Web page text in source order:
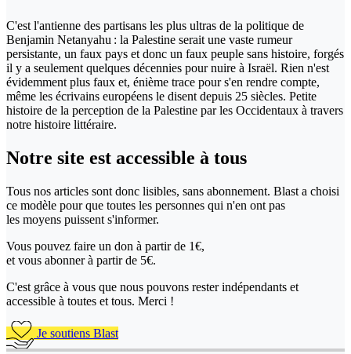
C'est l'antienne des partisans les plus ultras de la politique de
Benjamin Netanyahu : la Palestine serait une vaste rumeur
persistante, un faux pays et donc un faux peuple sans histoire, forgés
il y a seulement quelques décennies pour nuire à Israël. Rien n'est
évidemment plus faux et, énième trace pour s'en rendre compte,
même les écrivains européens le disent depuis 25 siècles. Petite
histoire de la perception de la Palestine par les Occidentaux à travers
notre histoire littéraire.
Notre site est accessible à tous
Tous nos articles sont donc lisibles, sans abonnement. Blast a choisi
ce modèle pour que toutes les personnes qui n'en ont pas
les moyens puissent s'informer.
Vous pouvez faire un don à partir de 1€,
et vous abonner à partir de 5€.
C'est grâce à vous que nous pouvons rester indépendants et
accessible à toutes et tous. Merci !
Je soutiens Blast